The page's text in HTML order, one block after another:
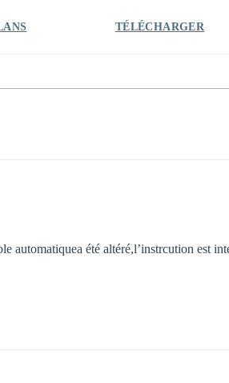
TÉLÉCHARGER
automatiquea été altéré,l’instrcution est